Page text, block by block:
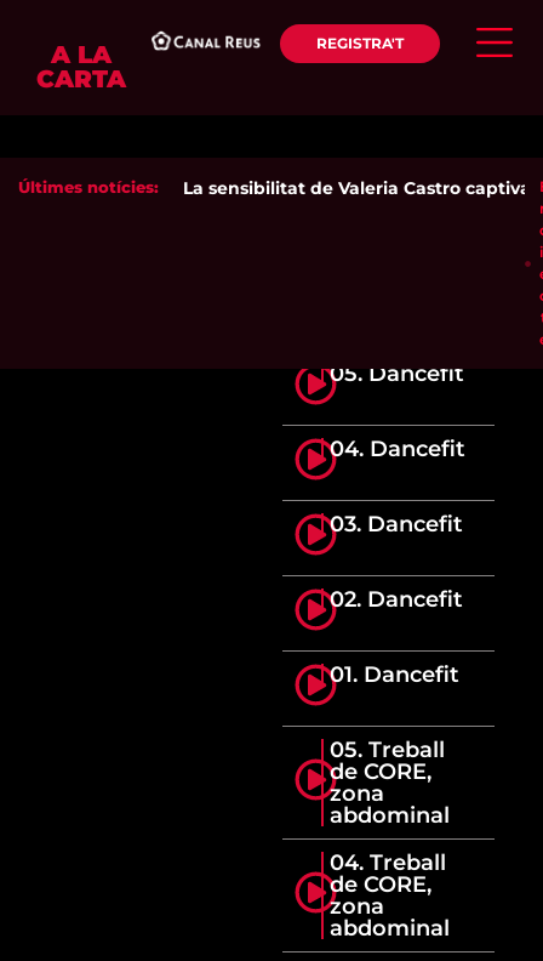
A LA
CARTA
REGISTRA'T
Últimes notícies: La sensibilitat de Valeria Castro captiva
05. Dancefit
04. Dancefit
03. Dancefit
02. Dancefit
01. Dancefit
05. Treball
de CORE,
zona
abdominal
04. Treball
de CORE,
zona
abdominal